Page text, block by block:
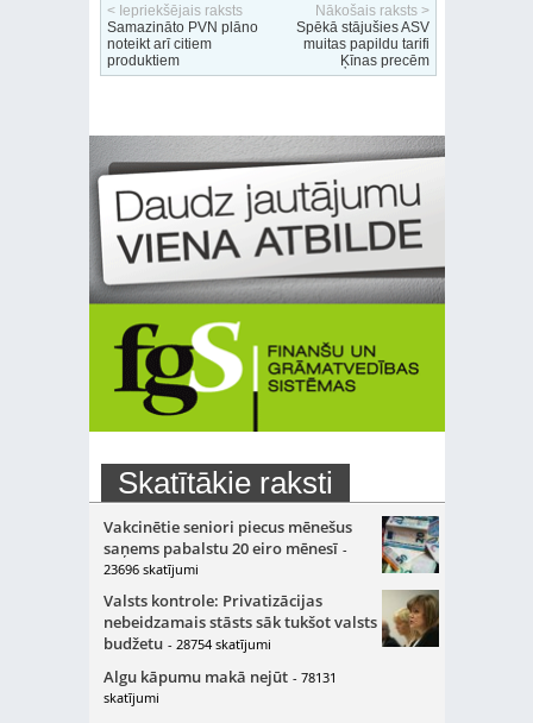
< Iepriekšējais raksts
Samazināto PVN plāno
noteikt arī citiem
produktiem
Nākošais raksts >
Spēkā stājušies ASV
muitas papildu tarifi
Ķīnas precēm
Skatītākie raksti
Vakcinētie seniori piecus mēnešus
saņems pabalstu 20 eiro mēnesī -
23696 skatījumi
Valsts kontrole: Privatizācijas
nebeidzamais stāsts sāk tukšot valsts
budžetu - 28754 skatījumi
Algu kāpumu makā nejūt - 78131
skatījumi